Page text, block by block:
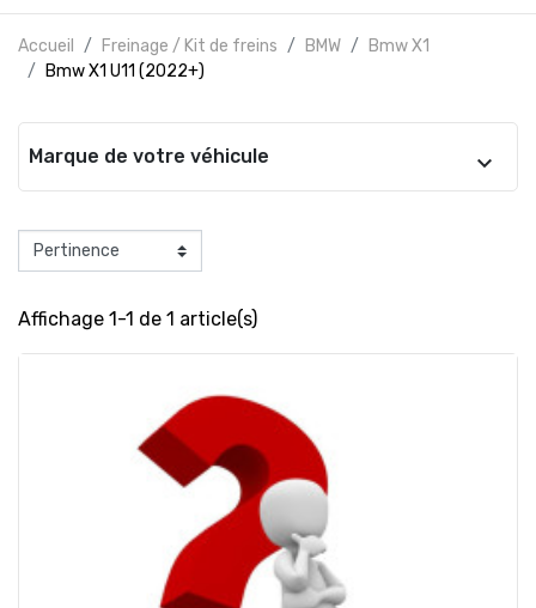
Accueil Freinage / Kit de freins BMW
Bmw X1
Bmw X1 U11 (2022+)
Marque de votre véhicule
Affichage 1-1 de 1 article(s)